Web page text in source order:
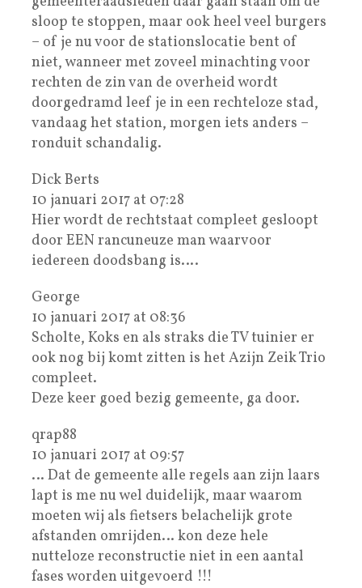
sloop te stoppen, maar ook heel veel burgers
– of je nu voor de stationslocatie bent of
niet, wanneer met zoveel minachting voor
rechten de zin van de overheid wordt
doorgedramd leef je in een rechteloze stad,
vandaag het station, morgen iets anders –
ronduit schandalig.
Dick Berts
10 januari 2017 at 07:28
Hier wordt de rechtstaat compleet gesloopt
door EEN rancuneuze man waarvoor
iedereen doodsbang is….
George
10 januari 2017 at 08:36
Scholte, Koks en als straks die TV tuinier er
ook nog bij komt zitten is het Azijn Zeik Trio
compleet.
Deze keer goed bezig gemeente, ga door.
qrap88
10 januari 2017 at 09:57
… Dat de gemeente alle regels aan zijn laars
lapt is me nu wel duidelijk, maar waarom
moeten wij als fietsers belachelijk grote
afstanden omrijden… kon deze hele
nutteloze reconstructie niet in een aantal
fases worden uitgevoerd !!!